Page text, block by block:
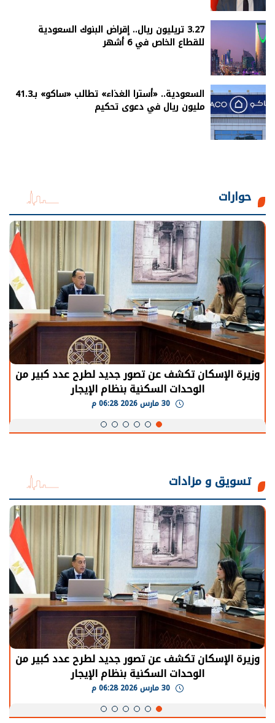
3.27 تريليون ريال.. إقراض البنوك السعودية
للقطاع الخاص في 6 أشهر
السعودية.. «أسترا الغذاء» تطالب «ساكو» بـ41.3
مليون ريال في دعوى تحكيم
حوارات
الرئيس السيسي: توقف الأنشطة في قطاع الطاقة
يحتاج إلى سنوات لعودة معدلات الإنتاج الطبيعية
تسويق و مزادات
الرئيس السيسي: توقف الأنشطة في قطاع الطاقة
يحتاج إلى سنوات لعودة معدلات الإنتاج الطبيعية